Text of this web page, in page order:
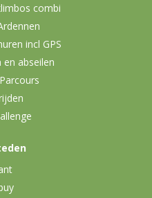
combi
incl GPS
en abseilen